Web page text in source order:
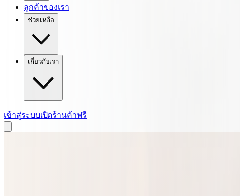
ลูกค้าของเรา
ช่วยเหลือ
เกี่ยวกับเรา
เข้าสู่ระบบเปิดร้านค้าฟรี